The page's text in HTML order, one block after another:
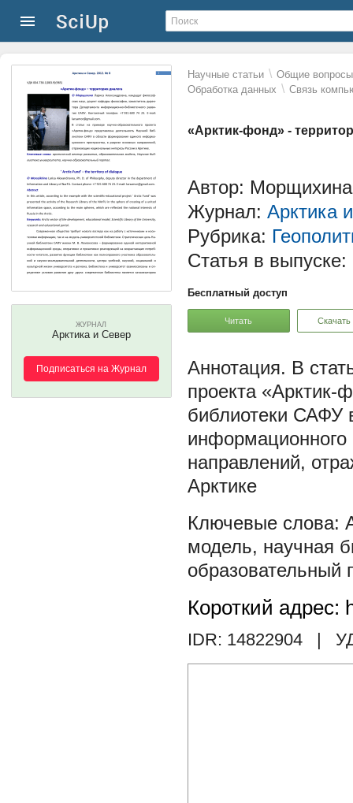
Научные статьи \ Общие вопросы
Обработка данных \ Связь
«Арктик-фонд» -
ЖУРНАЛ
Арктика и Север
Подписаться на Журнал
Автор:
Журнал: Арктика
Рубрика:
Статья в выпуске:
Бесплатный доступ
Читать Скачать
В
проекта «Арктик-
библиотеки САФУ
информационного
направлений,
Арктике
модель, научная
образовательный
Короткий адрес:
IDR: 14822904 |